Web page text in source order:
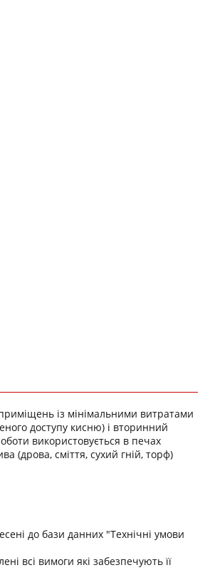
із мінімальними витратами
доступу кисню) і вторинний
використовується в печах
(дрова, сміття, сухий гній, торф)
до бази данних "Технічні умови
всі вимоги які забезпечують її